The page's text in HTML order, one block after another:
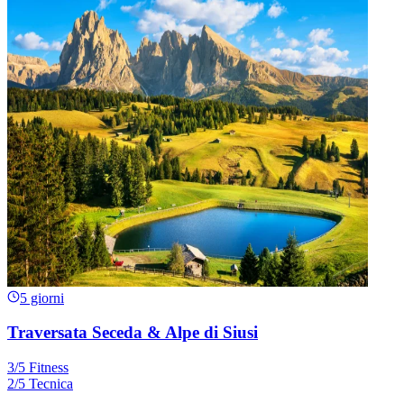
5 giorni
Traversata Seceda & Alpe di Siusi
3/5 Fitness
2/5 Tecnica